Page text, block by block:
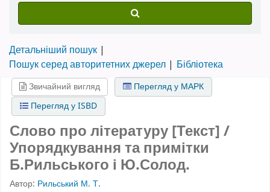
Детальніший пошук
Пошук серед авторитетних джерел
Бібліотека
Звичайний вигляд
Перегляд у МАРК
Перегляд у ISBD
Слово про літературу [Текст] /
Упорядкування та примітки
Б.Рильського і Ю.Солод.
Автор: Рильський М. Т.